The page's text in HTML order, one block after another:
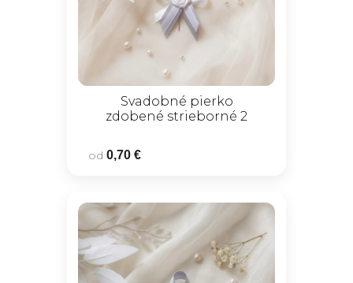
Svadobné pierko
zdobené strieborné 2
od 0,70 €